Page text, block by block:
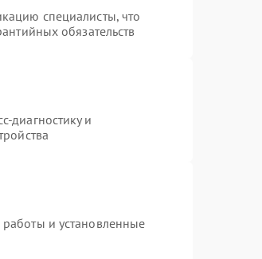
специалисты, что
обязательств
диагностику и
и установленные